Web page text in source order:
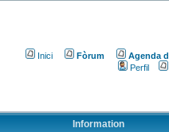
Inici Fòrum Agenda
Perfil
Information